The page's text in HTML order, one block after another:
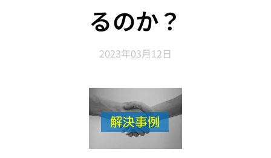
るのか？
2023年03月12日